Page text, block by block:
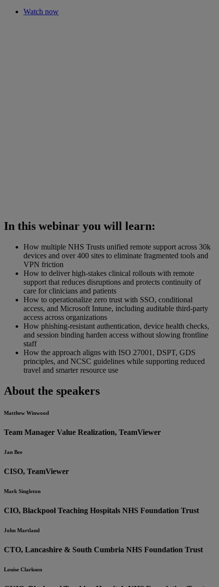
Watch now
In this webinar you will learn:
How multiple NHS Trusts unified remote support across 30k
devices and over 400 sites to eliminate fragmented tools and
VPN friction
How to deliver high-stakes clinical rollouts with remote
support that reduces disruptions and protects continuity of
care for clinicians and patients
How to operationalize zero trust with SSO, conditional
access, and Microsoft Intune, including auditable third-party
access across organizations
How phishing-resistant authentication, device health checks,
and session binding harden access without slowing frontline
staff
How the approach aligns with ISO 27001, DSPT, GDS
principles, and NCSC guidelines while supporting reduced
travel and smarter resource use
About the speakers
Matthew Winwood
Team Manager Value Realization, TeamViewer
Jan Bee
CISO, TeamViewer
Mark Singleton
CIO, Blackpool Teaching Hospitals NHS Foundation Trust
John Martland
CTO, Lancashire & South Cumbria NHS Foundation Trust
Louise Clarkson